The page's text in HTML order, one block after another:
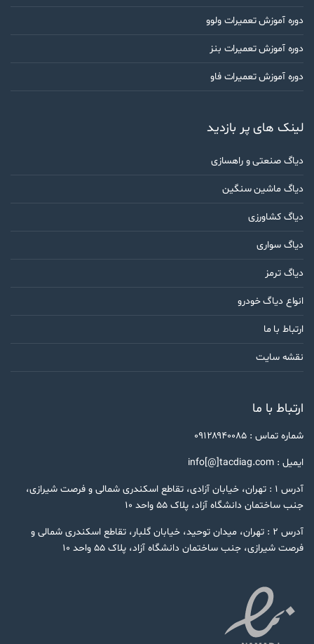
دوره آموزش تعمیرات ولوو
دوره آموزش تعمیرات بنز
دوره آموزش تعمیرات فاو
لینک های پر بازدید
دیاگ صنعتی و راهسازی
دیاگ ماشین سنگین
دیاگ کشاورزی
دیاگ سواری
دیاگ ترمز
انواع دیاگ خودرو
ارتباط با ما
نقشه سایت
ارتباط با ما
شماره تماس : ۰۹۱۲۸۹۴۰۰۸۵
ایمیل : info[@]tacdiag.com
آدرس ۱ : تهران، خیابان آزادی، تقاطع اسکندری شمالی و فرصت شیرازی،
جنب ساختمان دانشگاه آزاد، پلاک ۵۵ واحد ۱۰
آدرس ۲ : تهران، میدان توحید، خیابان گلبار، تقاطع اسکندری شمالی و
فرصت شیرازی، جنب ساختمان دانشگاه آزاد، پلاک ۵۵ واحد ۱۰